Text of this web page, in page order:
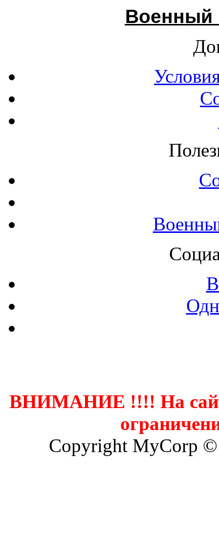
Военный
ВНИМАНИЕ !!!! На
Copyright MyCorp